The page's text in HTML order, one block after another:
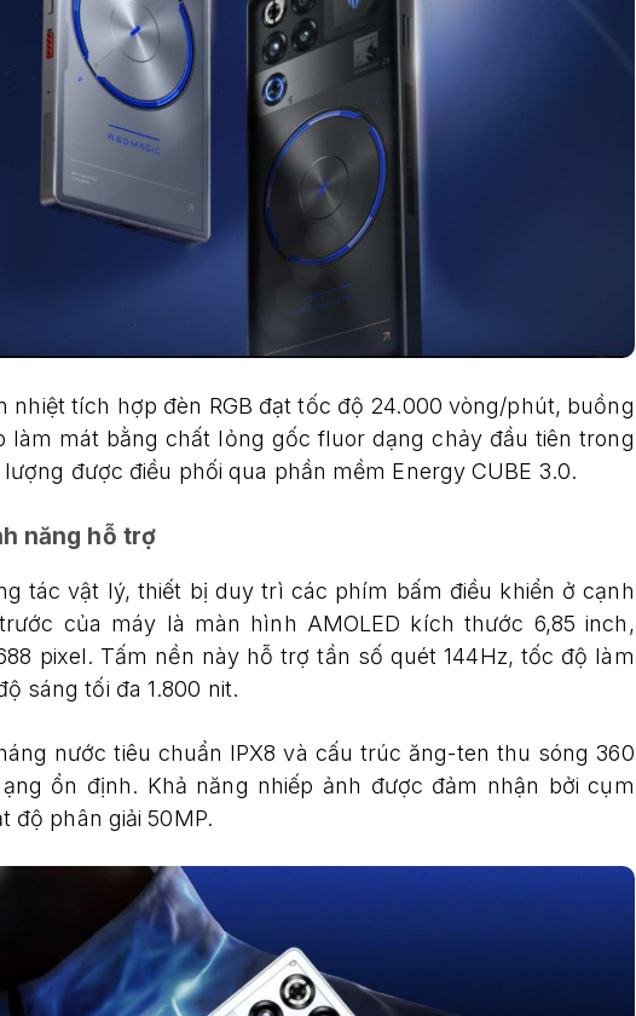
nhiệt tích hợp đèn RGB đạt tốc độ 24.000 vòng/phút, buồng
làm mát bằng chất lỏng gốc fluor dạng chảy đầu tiên trong
được điều phối qua phần mềm Energy CUBE 3.0.
năng hỗ trợ
tác vật lý, thiết bị duy trì các phím bấm điều khiển ở cạnh
của máy là màn hình AMOLED kích thước 6,85 inch,
pixel. Tấm nền này hỗ trợ tần số quét 144Hz, tốc độ làm
sáng tối đa 1.800 nit.
nước tiêu chuẩn IPX8 và cấu trúc ăng-ten thu sóng 360
ổn định. Khả năng nhiếp ảnh được đảm nhận bởi cụm
độ phân giải 50MP.